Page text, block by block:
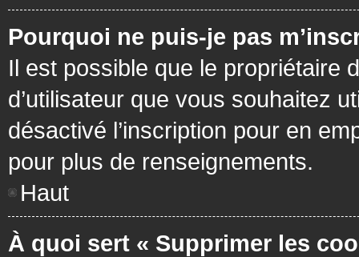
Pourquoi ne puis-je pas
Il est possible que le propriétaire
d’utilisateur que vous souhaitez
désactivé l’inscription pour en
pour plus de renseignements.
Haut
À quoi sert « Supprimer les